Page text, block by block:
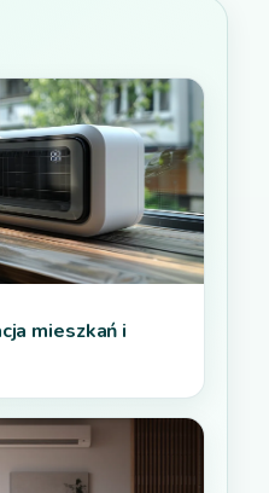
mieszkań i